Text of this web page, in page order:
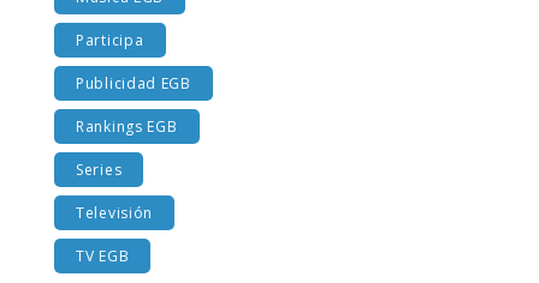
Música EGB
Participa
Publicidad EGB
Rankings EGB
Series
Televisión
TV EGB